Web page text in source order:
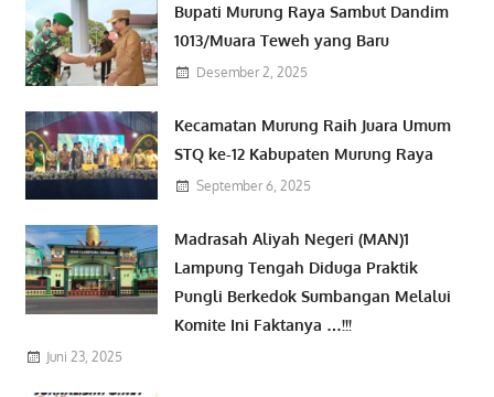
Bupati Murung Raya Sambut Dandim
1013/Muara Teweh yang Baru
Desember 2, 2025
Kecamatan Murung Raih Juara Umum
STQ ke-12 Kabupaten Murung Raya
September 6, 2025
Madrasah Aliyah Negeri (MAN)1
Lampung Tengah Diduga Praktik
Pungli Berkedok Sumbangan Melalui
Komite Ini Faktanya …!!!
Juni 23, 2025